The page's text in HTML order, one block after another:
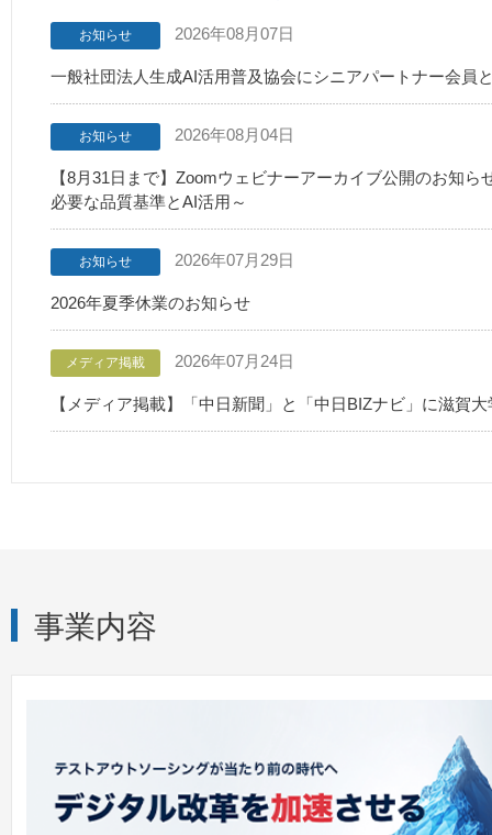
お知らせ 2026年08月07日
一般社団法人生成AI活用普及協会にシニアパートナー会員
お知らせ 2026年08月04日
【8月31日まで】Zoomウェビナーアーカイブ公開のお知
必要な品質基準とAI活用～
お知らせ 2026年07月29日
2026年夏季休業のお知らせ
メディア掲載 2026年07月24日
【メディア掲載】「中日新聞」と「中日BIZナビ」に滋賀
事業内容